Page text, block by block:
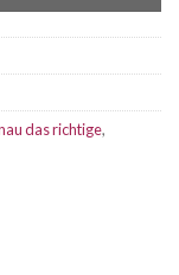
das richtige,